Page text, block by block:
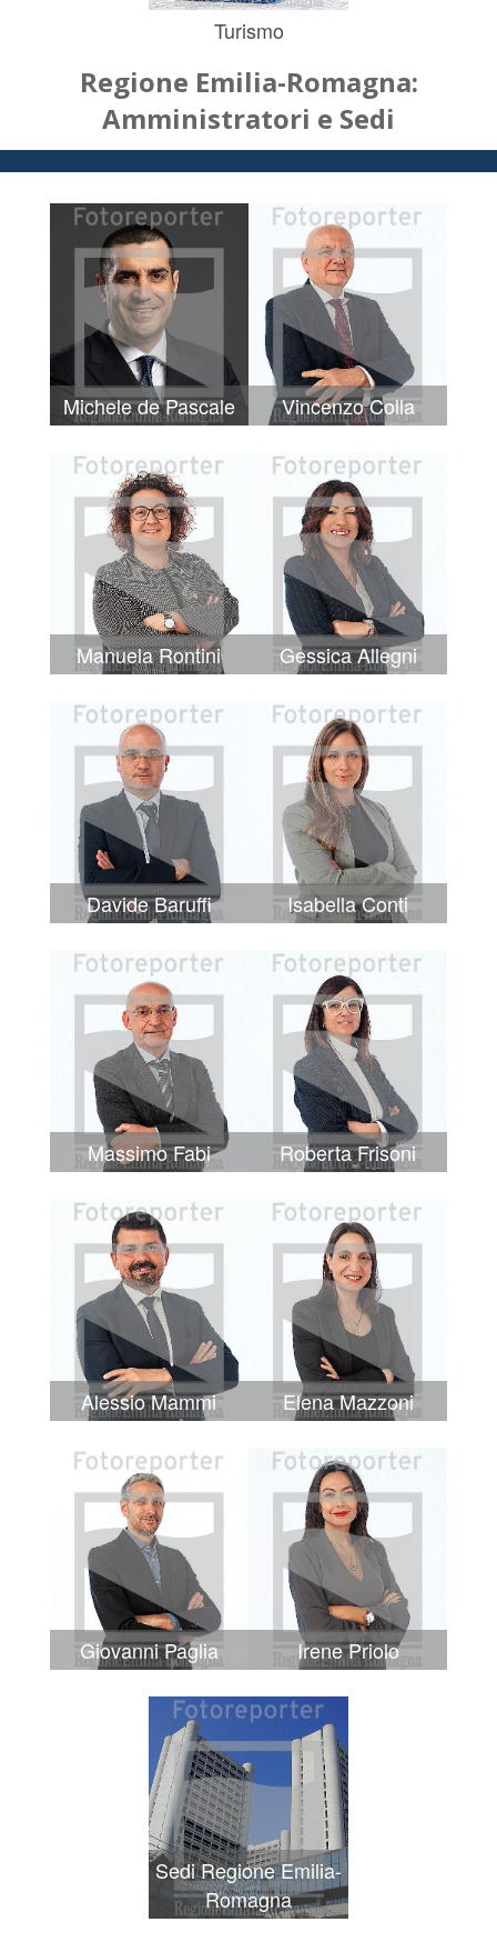
Turismo
Regione Emilia-Romagna:
Amministratori e Sedi
Michele de Pascale Vincenzo Colla
Manuela Rontini Gessica Allegni
Davide Baruffi Isabella Conti
Massimo Fabi Roberta Frisoni
Alessio Mammi Elena Mazzoni
Giovanni Paglia Irene Priolo
Sedi Regione Emilia-
Romagna